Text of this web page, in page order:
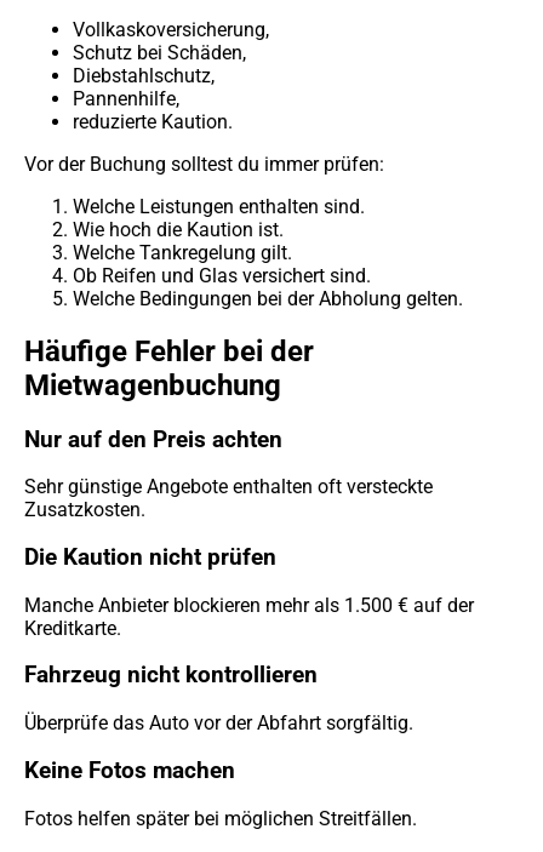
Vollkaskoversicherung,
Schutz bei Schäden,
Diebstahlschutz,
Pannenhilfe,
reduzierte Kaution.
Vor der Buchung solltest du immer prüfen:
Welche Leistungen enthalten sind.
Wie hoch die Kaution ist.
Welche Tankregelung gilt.
Ob Reifen und Glas versichert sind.
Welche Bedingungen bei der Abholung gelten.
Häufige Fehler bei der
Mietwagenbuchung
Nur auf den Preis achten
Sehr günstige Angebote enthalten oft versteckte
Zusatzkosten.
Die Kaution nicht prüfen
Manche Anbieter blockieren mehr als 1.500 € auf der
Kreditkarte.
Fahrzeug nicht kontrollieren
Überprüfe das Auto vor der Abfahrt sorgfältig.
Keine Fotos machen
Fotos helfen später bei möglichen Streitfällen.